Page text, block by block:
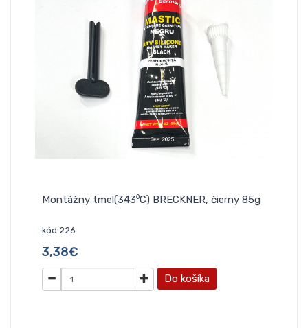
Montážny tmel(343⁰C) BRECKNER, čierny 85g
kód:226
3,38€
Do košíka